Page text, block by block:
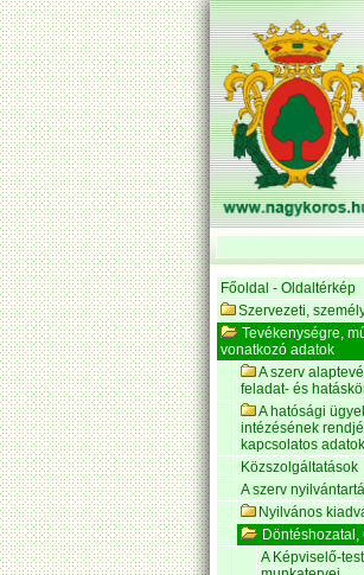
Főoldal - Oldaltérkép
Szervezeti,
Tevékenységre,
vonatkozó adatok
A szerv
feladat- és
A hatósági
intézésének
kapcsolatos adatok
Közszolgáltatások
A szerv
Nyilvános
Döntéshozatal,
A Képviselő-